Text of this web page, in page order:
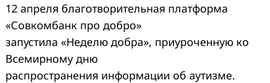
12 апреля благотворительная платформа
«Совкомбанк про добро»
запустила «Неделю добра», приуроченную ко
Всемирному дню
распространения информации об аутизме.